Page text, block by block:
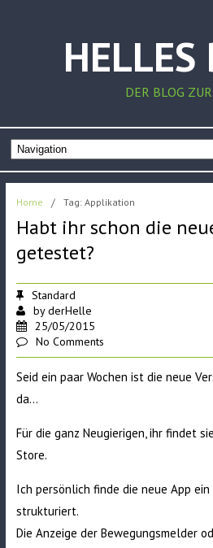
HELLES
DER BLOG
Home / Tag: Applikation
Habt ihr schon die
getestet?
Standard
byderHelle
25/05/2015
No Comments
Seid ein paar Wochen ist die neue
da…
Für die ganz Neugierigen, ihr findet
Store.
Ich persönlich finde die neue App
strukturiert.
Die Anzeige der Bewegungsmelder